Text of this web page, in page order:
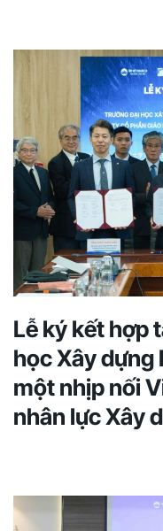
Lễ ký kết hợp
học Xây dựng
một nhịp nối
nhân lực Xây